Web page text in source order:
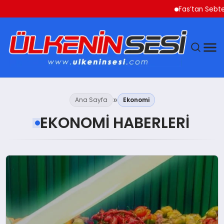
Fas’tan Sebte’ye Geçen
EKONOMI
SIYASET
Ana Sayfa Ekonomi
EKONOMI HABERLERI